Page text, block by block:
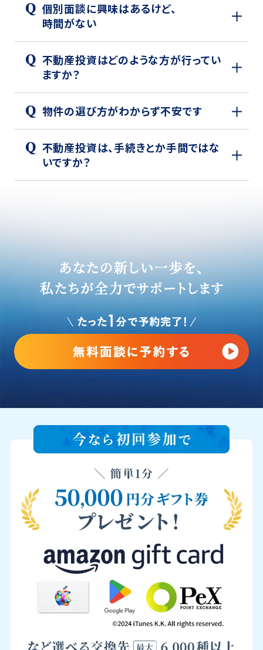
個別面談に興味はあるけど、
時間がない
不動産投資はどのような方が行ってい
ますか？
物件の選び方がわからず不安です
不動産投資は、手続きとか手間ではな
いですか？